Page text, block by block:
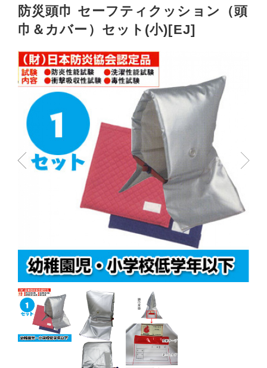
防災頭巾 セーフティクッション（頭
巾＆カバー）セット(小)[EJ]